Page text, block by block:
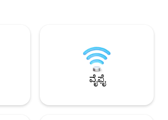
ಕೋಣೆ, ವಾಷಿಂಗ್
ವಿದ್ಯುತ್ ಅನ್ನು
ಮತ್ತು
ಸಲಕರಣೆಗಳು:
ಮತ್ತು
ಇಂಟರ್ನೆಟ್ ಅನ್ನು
ಪೋರ್ಟಬಲ್ ವೈಫೈ ಎಗ್ [ನೀವು ಬುಕ್
ಬಯಸುವ ದಿನಾಂಕವು
ಕಂಡುಕೊಂಡರೆ] ನನ್ನ
ನೋಡಬಹುದು,
ಕ್ಲಿಕ್ ಮಾಡಿ,
ವೈಫೈ